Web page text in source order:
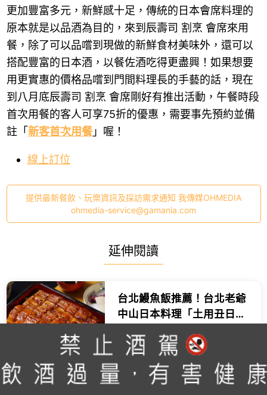
更加豐富多元，新鮮感十足，傳統的日本會席料理的
原本就是以品酒為目的，來到辰壽司 割烹 會席來用
餐，除了可以品嚐到現做的新鮮食材美味外，還可以
搭配豐富的日本酒，以餐佐酒吃得更盡興！如果想要
用更實惠的價格品嚐到門間料理長的手藝的話，現在
到八月底辰壽司 割烹 會席剛好有推出活動，午餐時段
首次用餐的客人可享75折的優惠，需要事先預約並備
註「新客首次用餐」喔！
線上訂位
提供最新餐飲、玩樂資訊及採訪需求通知 我傳媒OHMEDIA
ohmedia-service@gamania.com
延伸閱讀
台北鰻魚飯推薦！台北老爺
中山日本料理「土用丑日」